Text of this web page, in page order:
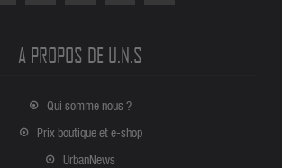
A PROPOS DE U.N.S
Qui somme nous ?
Prix boutique et e-shop
UrbanNews